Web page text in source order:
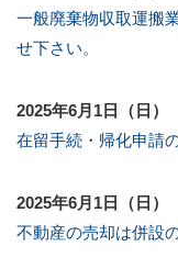
一般廃棄物収取運搬
せ下さい。
2025年6月1日（日）
在留手続・帰化申請
2025年6月1日（日）
不動産の売却は併設